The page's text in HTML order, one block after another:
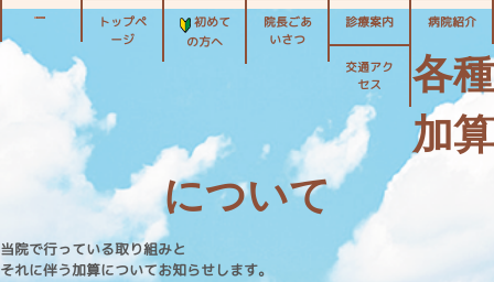
トップペ
ージ
初めて
の方へ
院長ごあ
いさつ
診療案内 病院紹介
交通アク
セス
各種
加算
について
当院で行っている取り組みと
それに伴う加算についてお知らせします。